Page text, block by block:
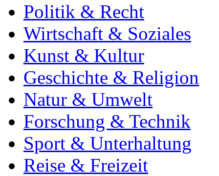
Politik & Recht
Wirtschaft & Soziales
Kunst & Kultur
Geschichte & Religion
Natur & Umwelt
Forschung & Technik
Sport & Unterhaltung
Reise & Freizeit